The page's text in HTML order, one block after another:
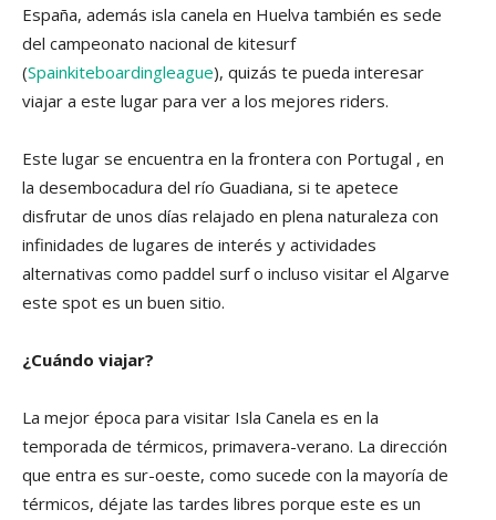
España, además isla canela en Huelva también es sede
del campeonato nacional de kitesurf
(Spainkiteboardingleague), quizás te pueda interesar
viajar a este lugar para ver a los mejores riders.
Este lugar se encuentra en la frontera con Portugal , en
la desembocadura del río Guadiana, si te apetece
disfrutar de unos días relajado en plena naturaleza con
infinidades de lugares de interés y actividades
alternativas como paddel surf o incluso visitar el Algarve
este spot es un buen sitio.
¿Cuándo viajar?
La mejor época para visitar Isla Canela es en la
temporada de térmicos, primavera-verano. La dirección
que entra es sur-oeste, como sucede con la mayoría de
térmicos, déjate las tardes libres porque este es un